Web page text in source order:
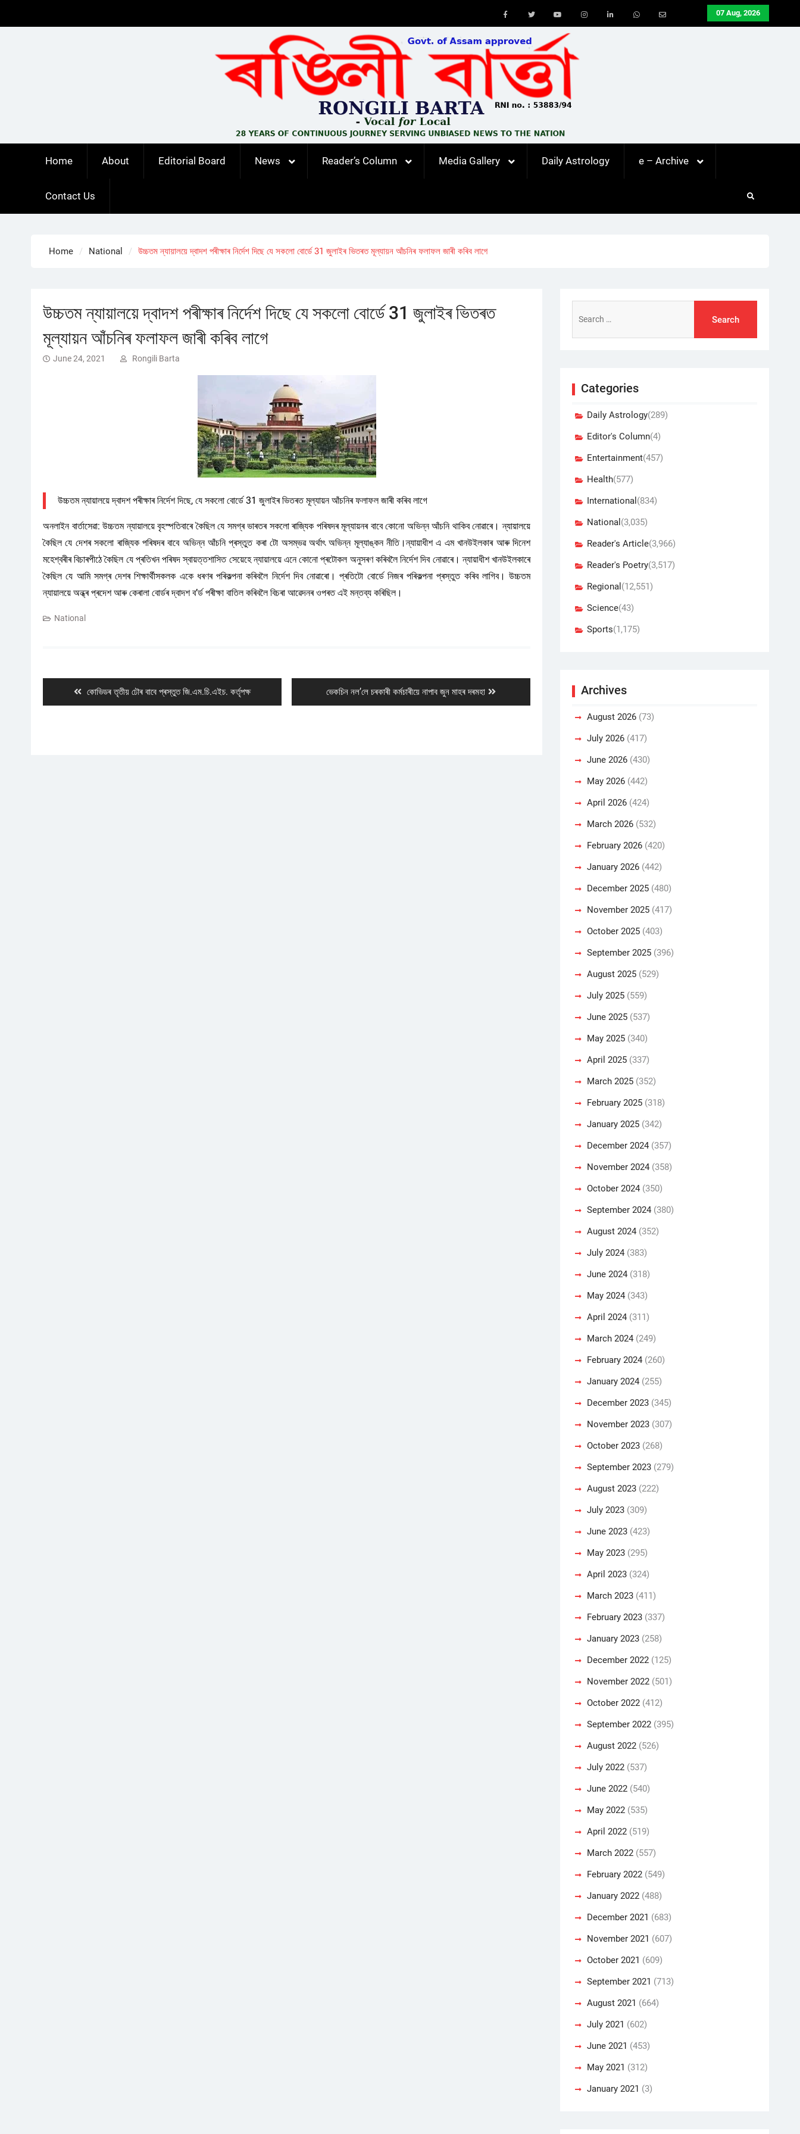
07 Aug, 2026
Youtube
Home About Editorial Board News Reader’s Column Media Gallery Daily Astrology e – Archive
Contact Us
Home National উচ্চতম ন্যায়ালয়ে দ্বাদশ পৰীক্ষাৰ নিৰ্দেশ দিছে যে সকলো বোৰ্ডে 31 জুলাইৰ ভিতৰত মূল্যায়ন আঁচনিৰ ফলাফল জাৰী কৰিব লাগে
উচ্চতম ন্যায়ালয়ে দ্বাদশ পৰীক্ষাৰ নিৰ্দেশ দিছে যে সকলো বোৰ্ডে 31 জুলাইৰ ভিতৰত
মূল্যায়ন আঁচনিৰ ফলাফল জাৰী কৰিব লাগে
June 24, 2021 Rongili Barta
উচ্চতম ন্যায়ালয়ে দ্বাদশ পৰীক্ষাৰ নিৰ্দেশ দিছে, যে সকলো বোৰ্ডে 31 জুলাইৰ ভিতৰত মূল্যায়ন আঁচনিৰ ফলাফল জাৰী কৰিব লাগে
অনলাইন বার্তাসেৱা: উচ্চতম ন্যায়ালয়ে বৃহস্পতিবাৰে কৈছিল যে সমগ্ৰ ভাৰতৰ সকলো ৰাজ্যিক পৰিষদৰ মূল্যায়নৰ বাবে কোনো অভিন্ন আঁচনি থাকিব নোৱাৰে। ন্যায়ালয়ে
কৈছিল যে দেশৰ সকলো ৰাজ্যিক পৰিষদৰ বাবে অভিন্ন আঁচনি প্ৰস্তুত কৰা টো অসম্ভৱ অৰ্থাৎ অভিন্ন মূল্যাঙ্কন নীতি।ন্যায়াধীশ এ এম খানউইলকাৰ আৰু দিনেশ
মহেশ্বৰীৰ বিচাৰপীঠে কৈছিল যে প্ৰতিখন পৰিষদ স্বায়ত্তশাসিত সেয়েহে ন্যায়ালয়ে এনে কোনো প্ৰটোকল অনুসৰণ কৰিবলৈ নিৰ্দেশ দিব নোৱাৰে। ন্যায়াধীশ খানউইলকাৰে
কৈছিল যে আমি সমগ্ৰ দেশৰ শিক্ষাৰ্থীসকলক একে ধৰণৰ পৰিকল্পনা কৰিবলৈ নিৰ্দেশ দিব নোৱাৰো। প্ৰতিটো বোৰ্ডে নিজৰ পৰিকল্পনা প্ৰস্তুত কৰিব লাগিব। উচ্চতম
ন্যায়ালয়ে অন্ধ্ৰ প্ৰদেশ আৰু কেৰালা বোৰ্ডৰ দ্বাদশ ব’ৰ্ড পৰীক্ষা বাতিল কৰিবলৈ বিচৰা আৱেদনৰ ওপৰত এই মন্তব্য কৰিছিল।
National
Previous
post:
কোভিডৰ তৃতীয় ঢৌৰ বাবে প্ৰস্তুত জি.এম.চি.এইচ. কৰ্তৃপক্ষ
Next
post:
ভেকচিন নল’লে চৰকাৰী কর্মচাৰীয়ে নাপাব জুন মাহৰ দৰমহা
for:
Categories
Daily Astrology(289)
Editor's Column(4)
Entertainment(457)
Health(577)
International (834)
National (3,035)
Reader's Article(3,966)
Reader's Poetry(3,517)
Regional (12,551)
Science(43)
Sports(1,175)
Archives
August 2026 (73)
July 2026 (417)
June 2026 (430)
May 2026 (442)
April 2026 (424)
March 2026 (532)
February 2026 (420)
January 2026 (442)
December 2025 (480)
November 2025 (417)
October 2025 (403)
September 2025 (396)
August 2025 (529)
July 2025 (559)
June 2025 (537)
May 2025 (340)
April 2025 (337)
March 2025 (352)
February 2025 (318)
January 2025 (342)
December 2024 (357)
November 2024 (358)
October 2024 (350)
September 2024 (380)
August 2024 (352)
July 2024 (383)
June 2024 (318)
May 2024 (343)
April 2024 (311)
March 2024 (249)
February 2024 (260)
January 2024 (255)
December 2023 (345)
November 2023 (307)
October 2023 (268)
September 2023 (279)
August 2023 (222)
July 2023 (309)
June 2023 (423)
May 2023 (295)
April 2023 (324)
March 2023 (411)
February 2023 (337)
January 2023 (258)
December 2022 (125)
November 2022 (501)
October 2022 (412)
September 2022 (395)
August 2022 (526)
July 2022 (537)
June 2022 (540)
May 2022 (535)
April 2022 (519)
March 2022 (557)
February 2022 (549)
January 2022 (488)
December 2021 (683)
November 2021 (607)
October 2021 (609)
September 2021 (713)
August 2021 (664)
July 2021 (602)
June 2021 (453)
May 2021 (312)
January 2021 (3)